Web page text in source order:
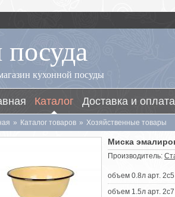
кухонной посуды
Каталог Доставка и оплата
» Каталог товаров » Хозяйственные товары
Миска
Производитель:
объем 0.8л арт. 2с5
объем 1.5л арт. 2с7